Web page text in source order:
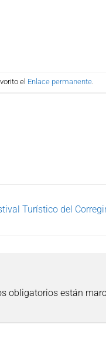
el Enlace permanente.
Turístico del
obligatorios están